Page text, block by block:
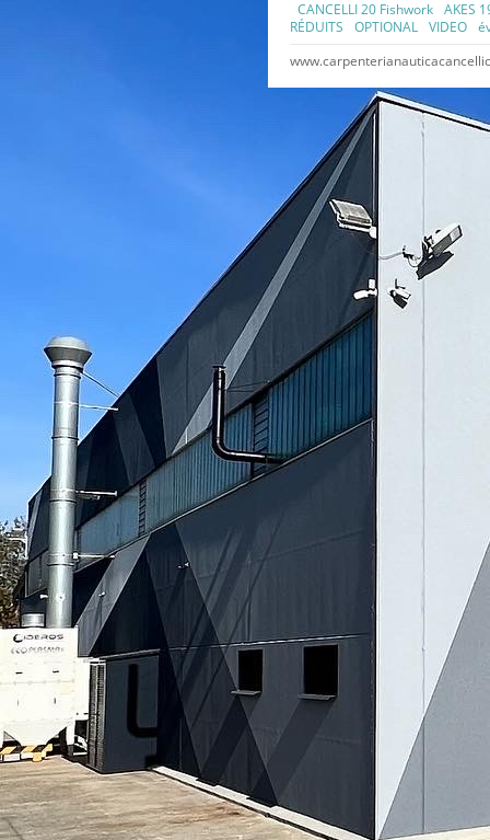
CANCELLI 20 Fishwork AKES
RÉDUITS
OPTIONAL VIDEO